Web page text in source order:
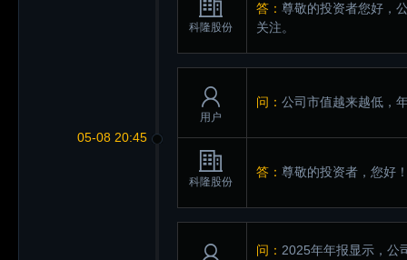
科隆股份
答： 尊敬的投资者您好，
关注。
05-08 20:45
用户
问： 公司市值越来越低，
科隆股份
答： 尊敬的投资者，您好
问： 2025年年报显示，公